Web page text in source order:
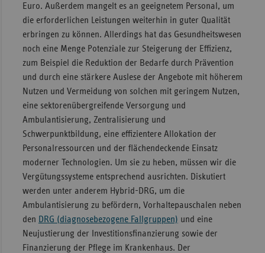
Euro. Außerdem mangelt es an geeignetem Personal, um
die erforderlichen Leistungen weiterhin in guter Qualität
erbringen zu können. Allerdings hat das Gesundheitswesen
noch eine Menge Potenziale zur Steigerung der Effizienz,
zum Beispiel die Reduktion der Bedarfe durch Prävention
und durch eine stärkere Auslese der Angebote mit höherem
Nutzen und Vermeidung von solchen mit geringem Nutzen,
eine sektorenübergreifende Versorgung und
Ambulantisierung, Zentralisierung und
Schwerpunktbildung, eine effizientere Allokation der
Personalressourcen und der flächendeckende Einsatz
moderner Technologien. Um sie zu heben, müssen wir die
Vergütungssysteme entsprechend ausrichten. Diskutiert
werden unter anderem Hybrid-DRG, um die
Ambulantisierung zu befördern, Vorhaltepauschalen neben
den DRG (diagnosebezogene Fallgruppen) und eine
Neujustierung der Investitionsfinanzierung sowie der
Finanzierung der Pflege im Krankenhaus. Der